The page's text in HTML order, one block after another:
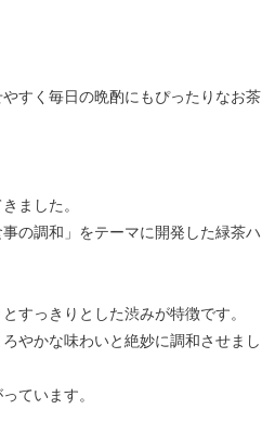
すく毎日の晩酌にもぴったりなお茶
ました。
の調和」をテーマに開発した緑茶ハ
すっきりとした渋みが特徴です。
やかな味わいと絶妙に調和させまし
ています。